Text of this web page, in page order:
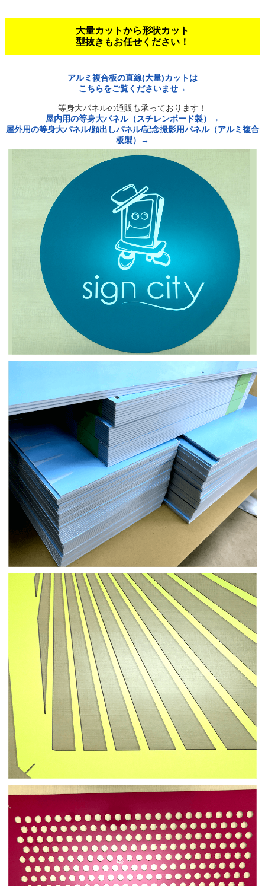
大量カットから形状カット
型抜きもお任せください！
アルミ複合板の直線(大量)カットは
こちらをご覧くださいませ→
等身大パネルの通販も承っております！
屋内用の等身大パネル（スチレンボード製）→
屋外用の等身大パネル/顔出しパネル/記念撮影用パネル（アルミ複合
板製）→